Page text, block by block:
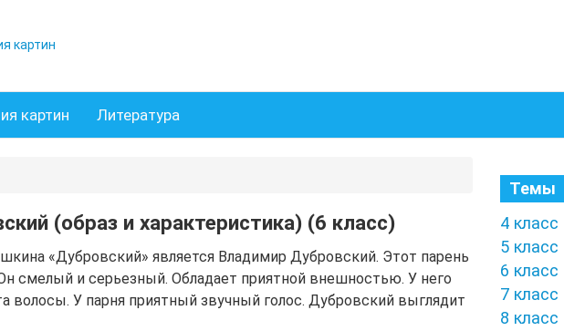
картин
картин Литература
(образ и характеристика) (6 класс)
«Дубровский» является Владимир Дубровский. Этот парень
смелый и серьезный. Обладает приятной внешностью. У него
волосы. У парня приятный звучный голос. Дубровский выглядит
Темы
4 класс
5 класс
6 класс
7 класс
8 класс